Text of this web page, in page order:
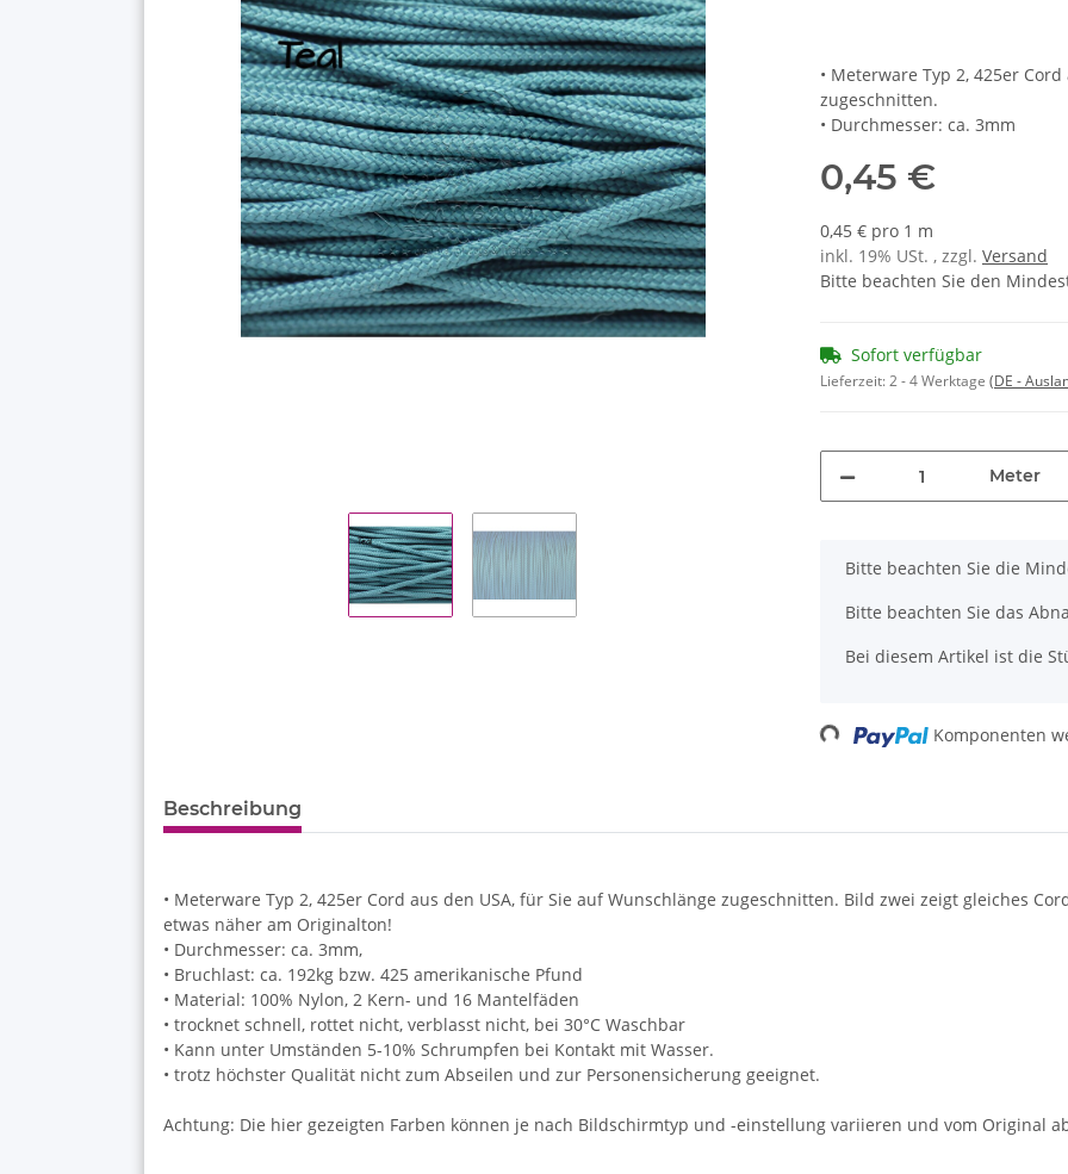
• Meterware Typ 2, 425er
zugeschnitten.
• Durchmesser: ca. 3mm
0,45 €
0,45 € pro 1 m
inkl. 19% USt. , zzgl. Versand
Bitte beachten Sie den
Sofort verfügbar
Lieferzeit:2 - 4 Werktage (DE -
Meter
x
Bitte beachten Sie die
Bitte beachten Sie das
Bei diesem Artikel ist die
Loading... Komponenten
Beschreibung
• Meterware Typ 2, 425er Cord aus den USA, für Sie auf Wunschlänge zugeschnitten. Bild zwei zeigt gleiches
etwas näher am Originalton!
• Durchmesser: ca. 3mm,
• Bruchlast: ca. 192kg bzw. 425 amerikanische Pfund
• Material: 100% Nylon, 2 Kern- und 16 Mantelfäden
• trocknet schnell, rottet nicht, verblasst nicht, bei 30°C Waschbar
• Kann unter Umständen 5-10% Schrumpfen bei Kontakt mit Wasser.
• trotz höchster Qualität nicht zum Abseilen und zur Personensicherung geeignet.
Achtung: Die hier gezeigten Farben können je nach Bildschirmtyp und -einstellung variieren und vom Original